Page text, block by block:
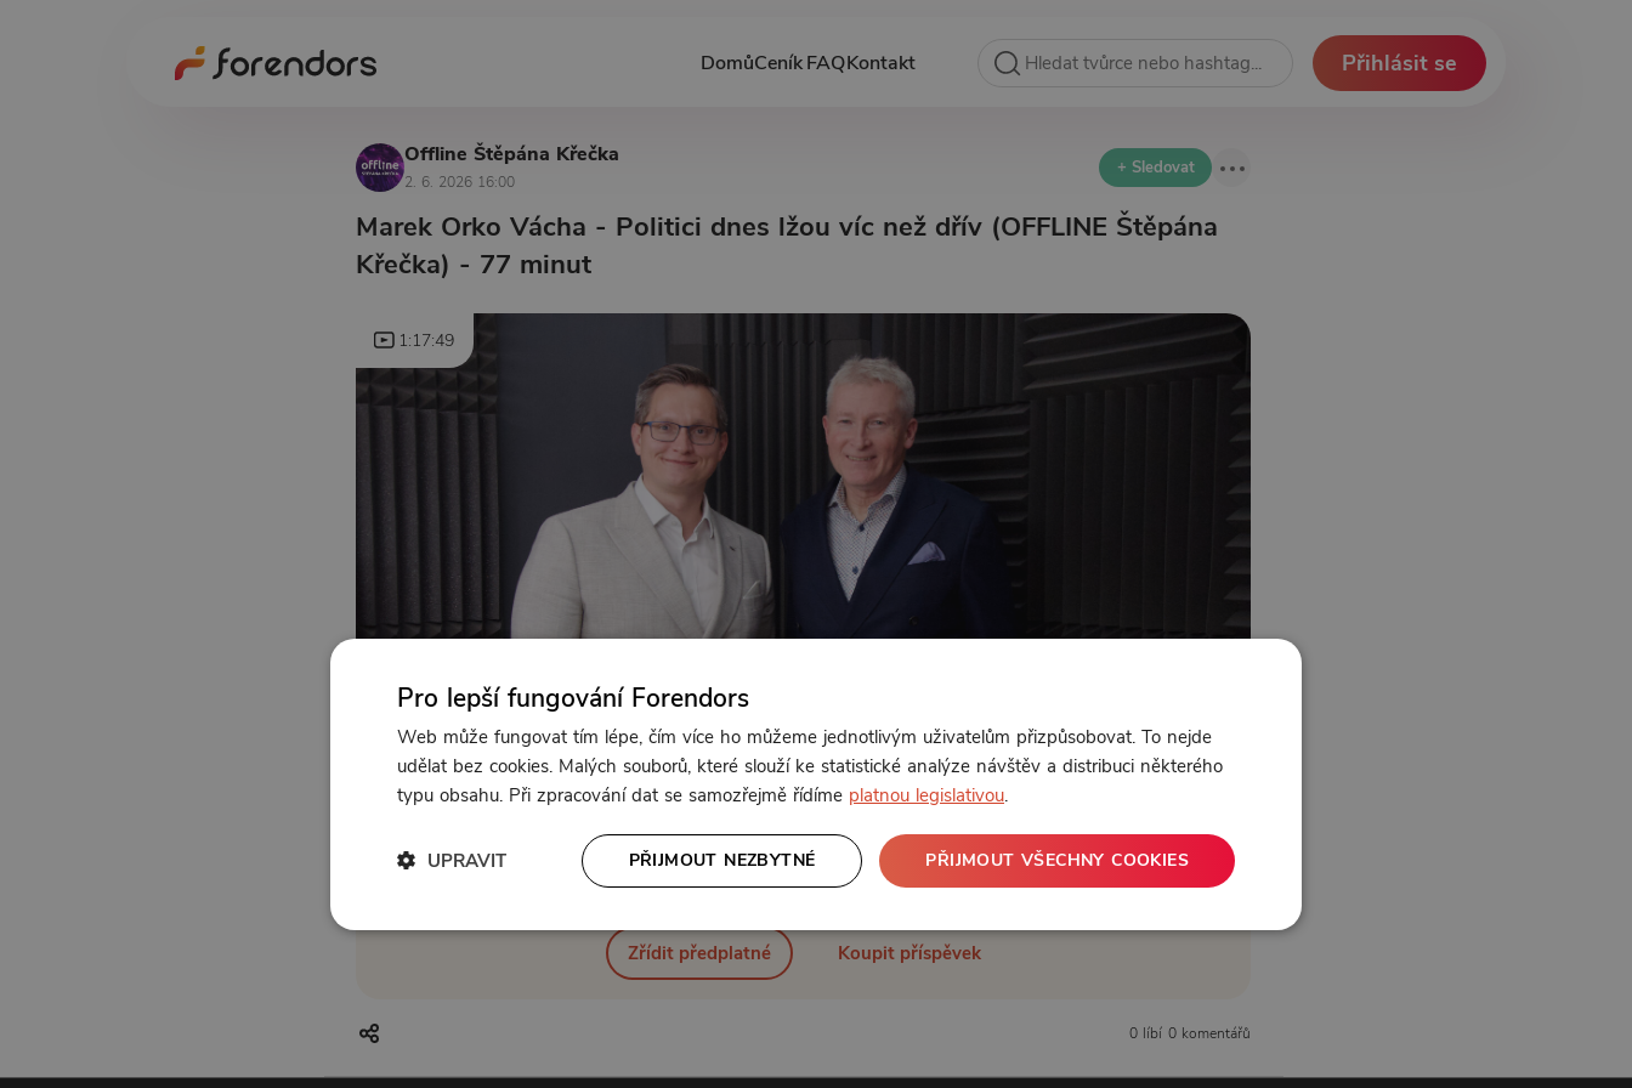
DomůCeníkFAQKontakt Přihlásit se
Offline Štěpána Křečka
2. 6. 2026 16:00
+ Sledovat
Marek Orko Vácha - Politici dnes lžou víc než dřív (OFFLINE Štěpána
Křečka) - 77 minut
1:17:49
Od 125 Kč měsíčně nebo 100 Kč jednorázově
Zřídit předplatné Koupit příspěvek
0 líbí 0 komentářů
Pro lepší fungování Forendors
Web může fungovat tím lépe, čím více ho můžeme jednotlivým uživatelům přizpůsobovat. To nejde
udělat bez cookies. Malých souborů, které slouží ke statistické analýze návštěv a distribuci některého
typu obsahu. Při zpracování dat se samozřejmě řídíme platnou legislativou.
PŘIJMOUT VŠECHNY COOKIES
PŘIJMOUT NEZBYTNÉ
UPRAVIT